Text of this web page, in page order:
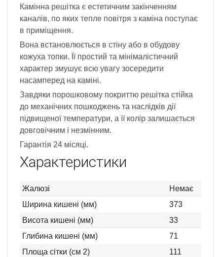
Камінна решітка є естетичним закінченням
каналів, по яких тепле повітря з каміна поступає
в приміщення.
Вона встановлюється в стіну або в обудову
кожуха топки. Її простий та мінімалістичний
характер змушує всю увагу зосередити
насамперед на каміні.
Завдяки порошковому покриттю решітка стійка
до механічних пошкоджень та наслідків дії
підвищеної температури, а її колір залишається
довговічним і незмінним.
Гарантія 24 місяці.
Характеристики
Жалюзі
Немає
Ширина кишені (мм)
373
Висота кишені (мм)
33
Глибина кишені (мм)
71
Площа сітки (см 2)
111